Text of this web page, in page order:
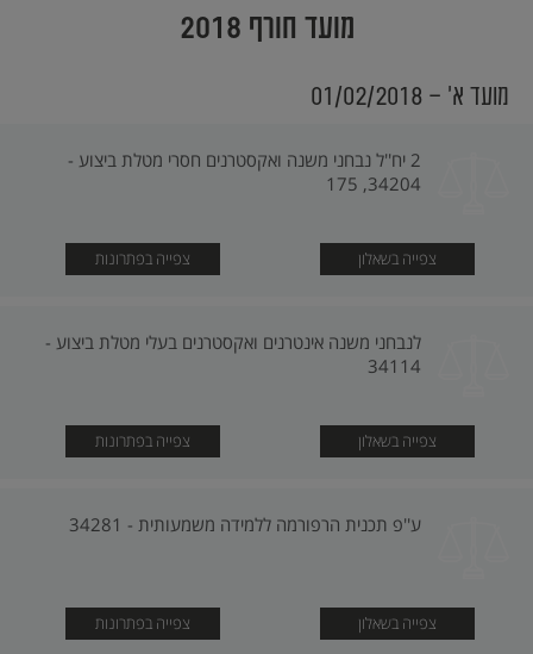
מועד חורף 2018
מועד א׳ - 01/02/2018
2 יח''ל נבחני משנה ואקסטרנים חסרי מטלת ביצוע -
34204, 175
צפייה בשאלון צפייה בפתרונות
לנבחני משנה אינטרנים ואקסטרנים בעלי מטלת ביצוע -
34114
צפייה בשאלון צפייה בפתרונות
ע''פ תכנית הרפורמה ללמידה משמעותית - 34281
צפייה בשאלון צפייה בפתרונות